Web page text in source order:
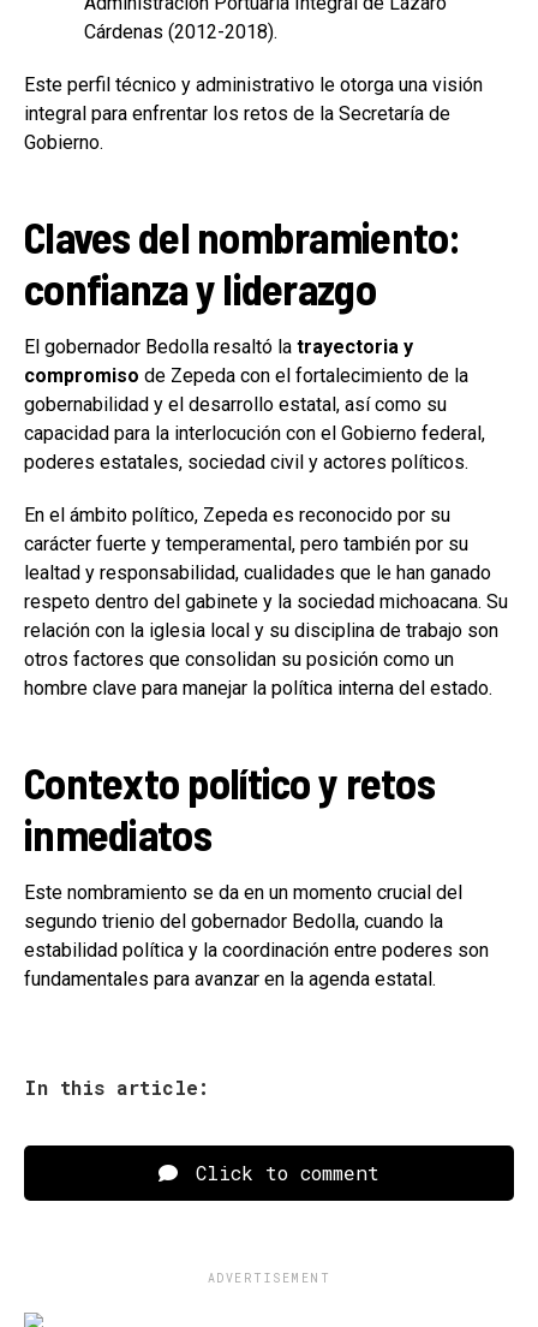
Cárdenas (2012-2018).
Este perfil técnico y administrativo le otorga una visión
integral para enfrentar los retos de la Secretaría de
Gobierno.
Claves del nombramiento:
confianza y liderazgo
El gobernador Bedolla resaltó la trayectoria y
compromiso de Zepeda con el fortalecimiento de la
gobernabilidad y el desarrollo estatal, así como su
capacidad para la interlocución con el Gobierno federal,
poderes estatales, sociedad civil y actores políticos.
En el ámbito político, Zepeda es reconocido por su
carácter fuerte y temperamental, pero también por su
lealtad y responsabilidad, cualidades que le han ganado
respeto dentro del gabinete y la sociedad michoacana. Su
relación con la iglesia local y su disciplina de trabajo son
otros factores que consolidan su posición como un
hombre clave para manejar la política interna del estado.
Contexto político y retos
inmediatos
Este nombramiento se da en un momento crucial del
segundo trienio del gobernador Bedolla, cuando la
estabilidad política y la coordinación entre poderes son
fundamentales para avanzar en la agenda estatal.
In this article:
Click to comment
ADVERTISEMENT